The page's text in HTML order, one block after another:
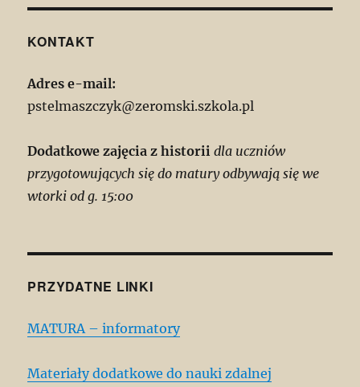
KONTAKT
Adres e-mail:
pstelmaszczyk@zeromski.szkola.pl
Dodatkowe zajęcia z historii dla uczniów
przygotowujących się do matury odbywają się we
wtorki od g. 15:00
PRZYDATNE LINKI
MATURA – informatory
Materiały dodatkowe do nauki zdalnej